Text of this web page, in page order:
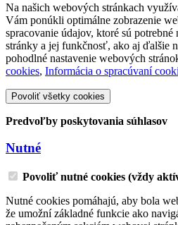
Na našich webových stránkach
Vám ponúkli optimálne zobrazenie
spracovanie údajov, ktoré sú potrebné
stránky a jej funkčnosť, ako aj ďalšie
pohodlné nastavenie webových
cookies, Informácia o spracúvaní
Povoliť všetky cookies
Predvoľby poskytovania súhlasov
Nutné
Povoliť nutné cookies (vždy
Nutné cookies pomáhajú, aby bola
že umožní základné funkcie ako